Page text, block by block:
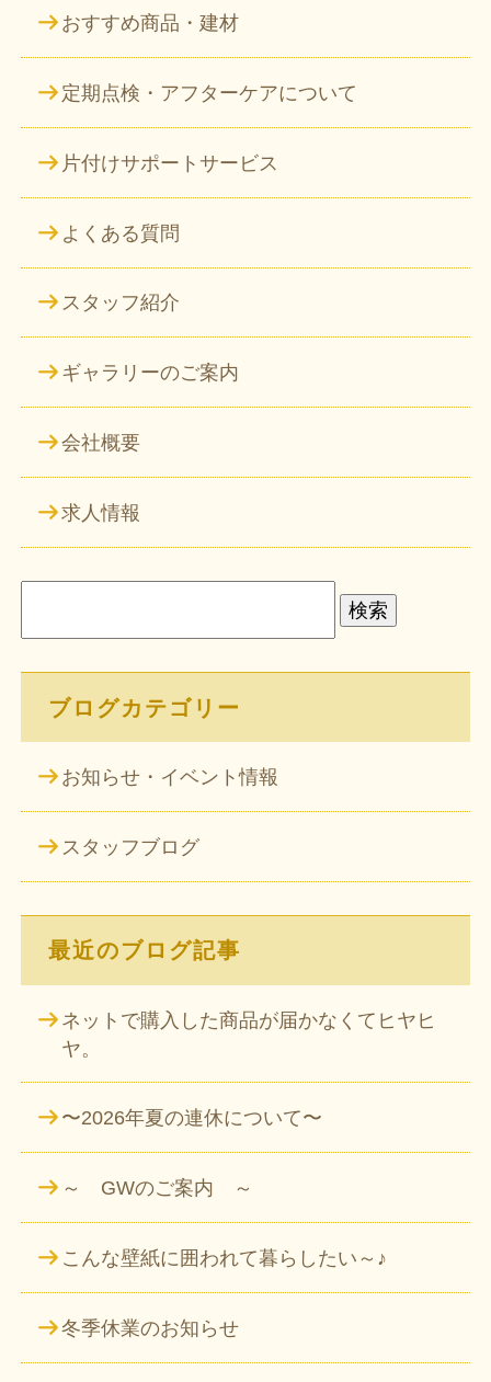
おすすめ商品・建材
定期点検・アフターケアについて
片付けサポートサービス
よくある質問
スタッフ紹介
ギャラリーのご案内
会社概要
求人情報
ブログカテゴリー
お知らせ・イベント情報
スタッフブログ
最近のブログ記事
ネットで購入した商品が届かなくてヒヤヒ
ヤ。
〜2026年夏の連休について〜
～ GWのご案内 ～
こんな壁紙に囲われて暮らしたい～♪
冬季休業のお知らせ